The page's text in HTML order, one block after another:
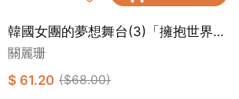
韓國女團的夢想舞台(3)「擁抱世界正
能量」
關麗珊
$ 61.20 ($68.00)